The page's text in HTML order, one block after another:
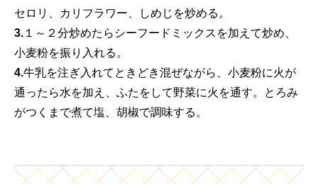
セロリ、カリフラワー、しめじを炒める。
3. １～２分炒めたらシーフードミックスを加えて炒め、
小麦粉を振り入れる。
4.牛乳を注ぎ入れてときどき混ぜながら、小麦粉に火が
通ったら水を加え、ふたをして野菜に火を通す。とろみ
がつくまで煮て塩、胡椒で調味する。